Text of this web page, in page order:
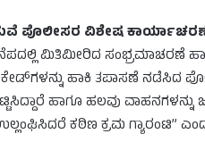
ಪೊಲೀಸರ ವಿಶೇಷ
ಮಿತಿಮೀರಿದ ಸಂಭ್ರಮಾಚರಣೆ
ಹಾಕಿ ತಪಾಸಣೆ ನಡೆಸಿದ
ಹಾಗೂ ಹಲವು ವಾಹನಗಳನ್ನು
ಕಠಿಣ ಕ್ರಮ ಗ್ಯಾರಂಟಿ”